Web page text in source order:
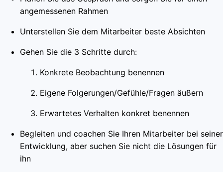
angemessenen Rahmen
Unterstellen Sie dem Mitarbeiter beste Absichten
Gehen Sie die 3 Schritte durch:
Konkrete Beobachtung benennen
Eigene Folgerungen/Gefühle/Fragen äußern
Erwartetes Verhalten konkret benennen
Begleiten und coachen Sie Ihren Mitarbeiter bei seiner
Entwicklung, aber suchen Sie nicht die Lösungen für
ihn